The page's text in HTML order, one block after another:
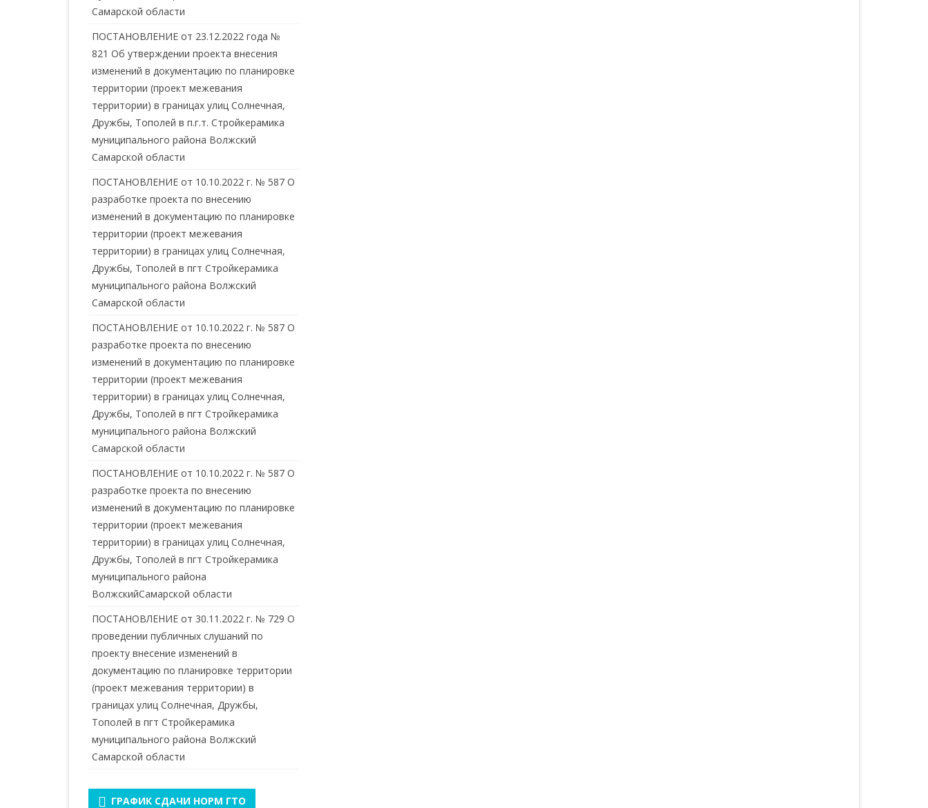
Самарской области
ПОСТАНОВЛЕНИЕ от 23.12.2022 года №
821 Об утверждении проекта внесения
изменений в документацию по планировке
территории (проект межевания
территории) в границах улиц Солнечная,
Дружбы, Тополей в п.г.т. Стройкерамика
муниципального района Волжский
Самарской области
ПОСТАНОВЛЕНИЕ от 10.10.2022 г. № 587 О
разработке проекта по внесению
изменений в документацию по планировке
территории (проект межевания
территории) в границах улиц Солнечная,
Дружбы, Тополей в пгт Стройкерамика
муниципального района Волжский
Самарской области
ПОСТАНОВЛЕНИЕ от 10.10.2022 г. № 587 О
разработке проекта по внесению
изменений в документацию по планировке
территории (проект межевания
территории) в границах улиц Солнечная,
Дружбы, Тополей в пгт Стройкерамика
муниципального района Волжский
Самарской области
ПОСТАНОВЛЕНИЕ от 10.10.2022 г. № 587 О
разработке проекта по внесению
изменений в документацию по планировке
территории (проект межевания
территории) в границах улиц Солнечная,
Дружбы, Тополей в пгт Стройкерамика
муниципального района
ВолжскийСамарской области
ПОСТАНОВЛЕНИЕ от 30.11.2022 г. № 729 О
проведении публичных слушаний по
проекту внесение изменений в
документацию по планировке территории
(проект межевания территории) в
границах улиц Солнечная, Дружбы,
Тополей в пгт Стройкерамика
муниципального района Волжский
Самарской области
ГРАФИК СДАЧИ НОРМ ГТО